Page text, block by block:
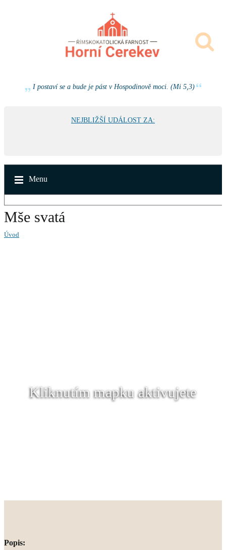
I postaví se a bude je pást v Hospodinově moci. (Mi 5,3)
NEJBLIŽŠÍ UDÁLOST ZA:
Menu
Mše svatá
Úvod
Kliknutím mapku aktivujete
Popis: